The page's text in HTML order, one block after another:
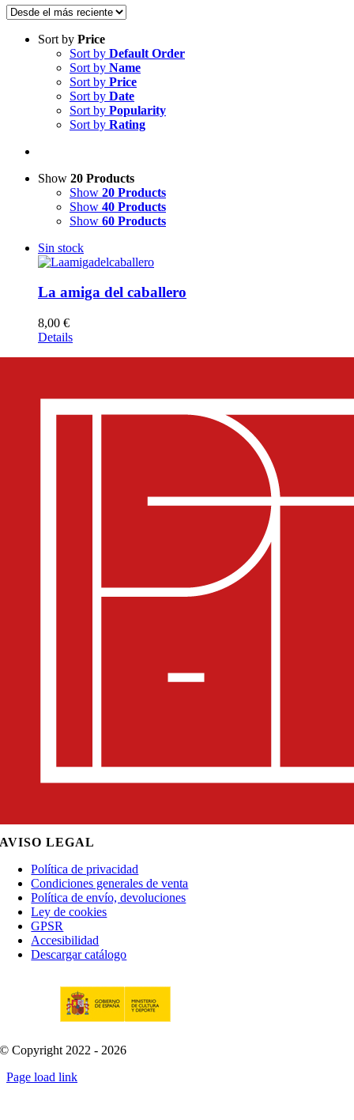
Sort by Price
Sort by Default Order
Sort by Name
Sort by Price
Sort by Date
Sort by Popularity
Sort by Rating
Show 20 Products
Show 20 Products
Show 40 Products
Show 60 Products
Sin stock
La amiga del caballero
8,00 €
Details
AVISO LEGAL
Política de privacidad
Condiciones generales de venta
Política de envío, devoluciones
Ley de cookies
GPSR
Accesibilidad
Descargar catálogo
© Copyright 2022 - 2026
Page load link